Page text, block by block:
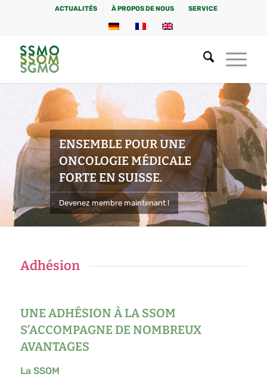
ACTUALITÉS À PROPOS DE NOUS SERVICE
ENSEMBLE POUR UNE
ONCOLOGIE MÉDICALE
FORTE EN SUISSE.
Devenez membre maintenant !
Adhésion
UNE ADHÉSION À LA SSOM
S’ACCOMPAGNE DE NOMBREUX
AVANTAGES
La SSOM